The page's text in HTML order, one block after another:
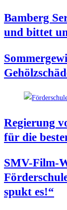
Bam­berg
und bit­tet
Regie­rung
für die
SMV-Film-
spukt es!“